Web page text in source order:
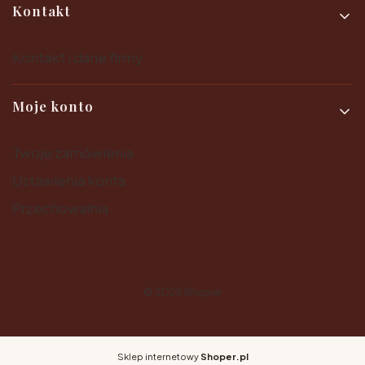
Kontakt
Moje konto
Sklep internetowy Shoper.pl